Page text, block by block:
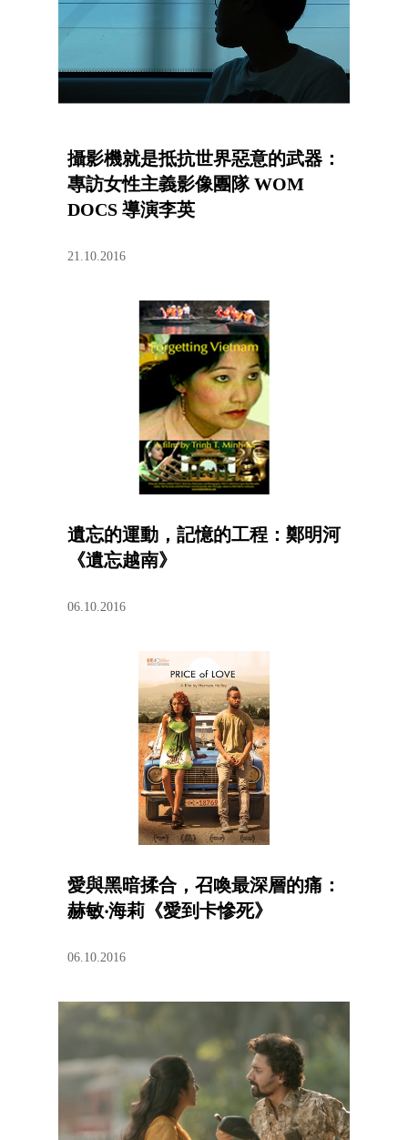
攝影機就是抵抗世界惡意的武器：
專訪女性主義影像團隊 WOM
DOCS 導演李英
21.10.2016
遺忘的運動，記憶的工程：鄭明河
《遺忘越南》
06.10.2016
愛與黑暗揉合，召喚最深層的痛：
赫敏‧海莉《愛到卡慘死》
06.10.2016